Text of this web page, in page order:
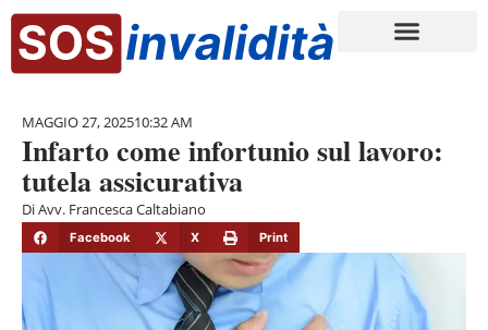
MAGGIO 27, 202510:32 AM
Infarto come infortunio sul lavoro:
tutela assicurativa
DiAvv. Francesca Caltabiano
Facebook X Print